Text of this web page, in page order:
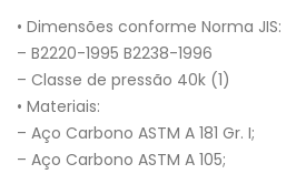
• Dimensões conforme Norma JIS:
– B2220-1995 B2238-1996
– Classe de pressão 40k (1)
• Materiais:
– Aço Carbono ASTM A 181 Gr. I;
– Aço Carbono ASTM A 105;